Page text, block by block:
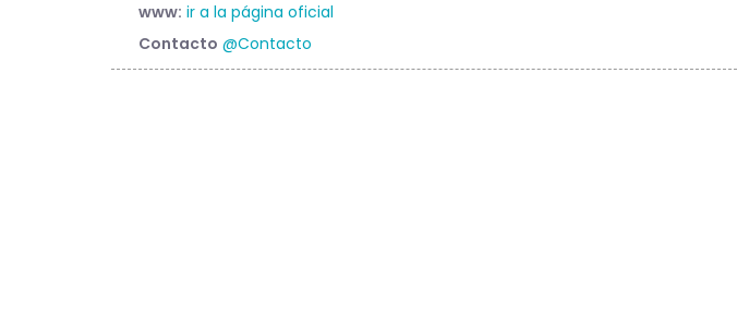
www: ir a la página oficial
Contacto @Contacto